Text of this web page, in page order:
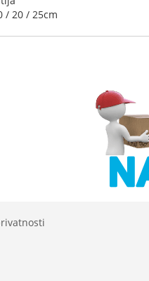
/ 20 / 25cm